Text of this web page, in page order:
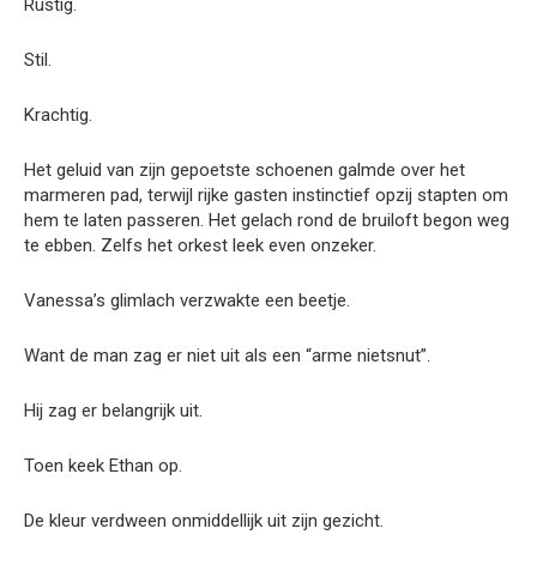
Rustig.
Stil.
Krachtig.
Het geluid van zijn gepoetste schoenen galmde over het
marmeren pad, terwijl rijke gasten instinctief opzij stapten om
hem te laten passeren. Het gelach rond de bruiloft begon weg
te ebben. Zelfs het orkest leek even onzeker.
Vanessa’s glimlach verzwakte een beetje.
Want de man zag er niet uit als een “arme nietsnut”.
Hij zag er belangrijk uit.
Toen keek Ethan op.
De kleur verdween onmiddellijk uit zijn gezicht.